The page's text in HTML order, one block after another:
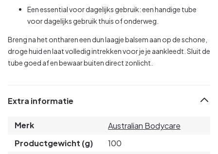
Een essential voor dagelijks gebruik: een handige tube
voor dagelijks gebruik thuis of onderweg.
Breng na het ontharen een dun laagje balsem aan op de schone,
droge huid en laat volledig intrekken voor je je aankleedt. Sluit de
tube goed af en bewaar buiten direct zonlicht.
Extra informatie
Merk
Australian Bodycare
Productgewicht (g)
100